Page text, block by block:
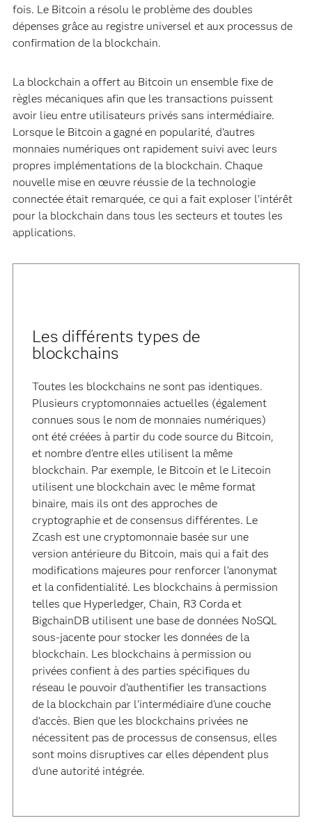
fois. Le Bitcoin a résolu le problème des doubles
dépenses grâce au registre universel et aux processus de
confirmation de la blockchain.
La blockchain a offert au Bitcoin un ensemble fixe de
règles mécaniques afin que les transactions puissent
avoir lieu entre utilisateurs privés sans intermédiaire.
Lorsque le Bitcoin a gagné en popularité, d'autres
monnaies numériques ont rapidement suivi avec leurs
propres implémentations de la blockchain. Chaque
nouvelle mise en œuvre réussie de la technologie
connectée était remarquée, ce qui a fait exploser l'intérêt
pour la blockchain dans tous les secteurs et toutes les
applications.
Les différents types de
blockchains
Toutes les blockchains ne sont pas identiques.
Plusieurs cryptomonnaies actuelles (également
connues sous le nom de monnaies numériques)
ont été créées à partir du code source du Bitcoin,
et nombre d'entre elles utilisent la même
blockchain. Par exemple, le Bitcoin et le Litecoin
utilisent une blockchain avec le même format
binaire, mais ils ont des approches de
cryptographie et de consensus différentes. Le
Zcash est une cryptomonnaie basée sur une
version antérieure du Bitcoin, mais qui a fait des
modifications majeures pour renforcer l'anonymat
et la confidentialité. Les blockchains à permission
telles que Hyperledger, Chain, R3 Corda et
BigchainDB utilisent une base de données NoSQL
sous-jacente pour stocker les données de la
blockchain. Les blockchains à permission ou
privées confient à des parties spécifiques du
réseau le pouvoir d'authentifier les transactions
de la blockchain par l'intermédiaire d'une couche
d'accès. Bien que les blockchains privées ne
nécessitent pas de processus de consensus, elles
sont moins disruptives car elles dépendent plus
d'une autorité intégrée.